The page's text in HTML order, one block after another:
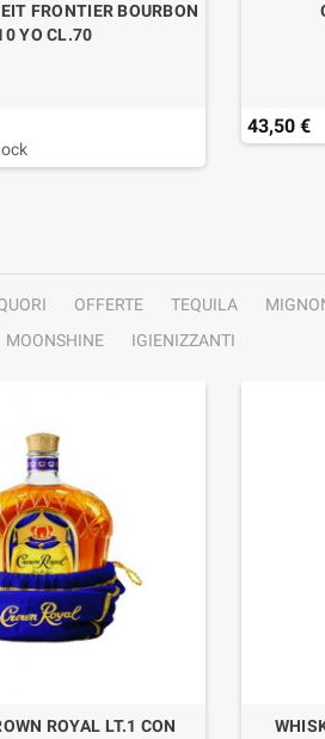
FRONTIER BOURBON
YO CL.70
43,50 €
OFFERTE TEQUILA
MOONSHINE IGIENIZZANTI
ROYAL LT.1 CON